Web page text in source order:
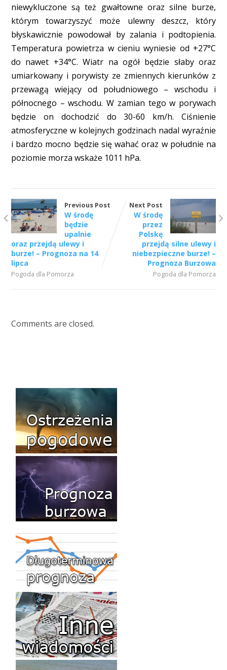
niewykluczone są też gwałtowne oraz silne burze,
którym towarzyszyć może ulewny deszcz, który
błyskawicznie powodował by zalania i podtopienia.
Temperatura powietrza w cieniu wyniesie od +27°C
do nawet +34°C. Wiatr na ogół będzie słaby oraz
umiarkowany i porywisty ze zmiennych kierunków z
przewagą wiejący od południowego – wschodu i
północnego – wschodu. W zamian tego w porywach
będzie on dochodzić do 30-60 km/h. Ciśnienie
atmosferyczne w kolejnych godzinach nadal wyraźnie
i bardzo mocno będzie się wahać oraz w południe na
poziomie morza wskaże 1011 hPa.
Previous Post
W środę
będzie
upalnie
oraz przejdą ulewy i
burze! – Prognoza na 14
lipca
Pogoda dla Pomorza
Next Post
W środę
przez
Polskę
przejdą silne ulewy i
niebezpieczne burze! –
Prognoza Burzowa
Pogoda dla Pomorza
Comments are closed.